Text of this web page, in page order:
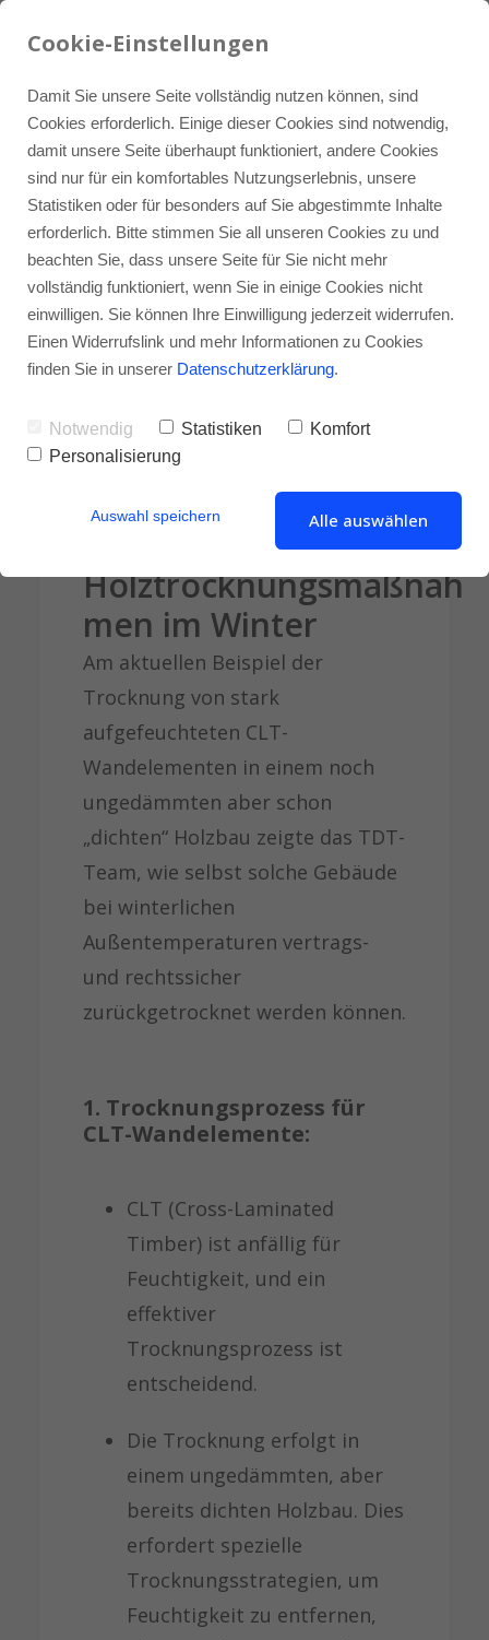
Holztrocknungsmaßnah
men im Winter
Am aktuellen Beispiel der
Trocknung von stark
aufgefeuchteten CLT-
Wandelementen in einem noch
ungedämmten aber schon
„dichten“ Holzbau zeigte das TDT-
Team, wie selbst solche Gebäude
bei winterlichen
Außentemperaturen vertrags-
und rechtssicher
zurückgetrocknet werden können.
1. Trocknungsprozess für
CLT-Wandelemente:
CLT (Cross-Laminated
Timber) ist anfällig für
Feuchtigkeit, und ein
effektiver
Trocknungsprozess ist
entscheidend.
Die Trocknung erfolgt in
einem ungedämmten, aber
bereits dichten Holzbau. Dies
erfordert spezielle
Trocknungsstrategien, um
Feuchtigkeit zu entfernen,
Cookie-Einstellungen
Damit Sie unsere Seite vollständig nutzen können, sind
Cookies erforderlich. Einige dieser Cookies sind notwendig,
damit unsere Seite überhaupt funktioniert, andere Cookies
sind nur für ein komfortables Nutzungserlebnis, unsere
Statistiken oder für besonders auf Sie abgestimmte Inhalte
erforderlich. Bitte stimmen Sie all unseren Cookies zu und
beachten Sie, dass unsere Seite für Sie nicht mehr
vollständig funktioniert, wenn Sie in einige Cookies nicht
einwilligen. Sie können Ihre Einwilligung jederzeit widerrufen.
Einen Widerrufslink und mehr Informationen zu Cookies
finden Sie in unserer Datenschutzerklärung.
Notwendig Statistiken
Komfort
Personalisierung
Auswahl speichern Alle auswählen